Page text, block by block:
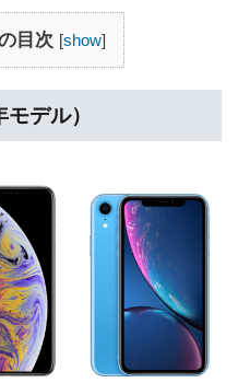
目次 [show]
デル）